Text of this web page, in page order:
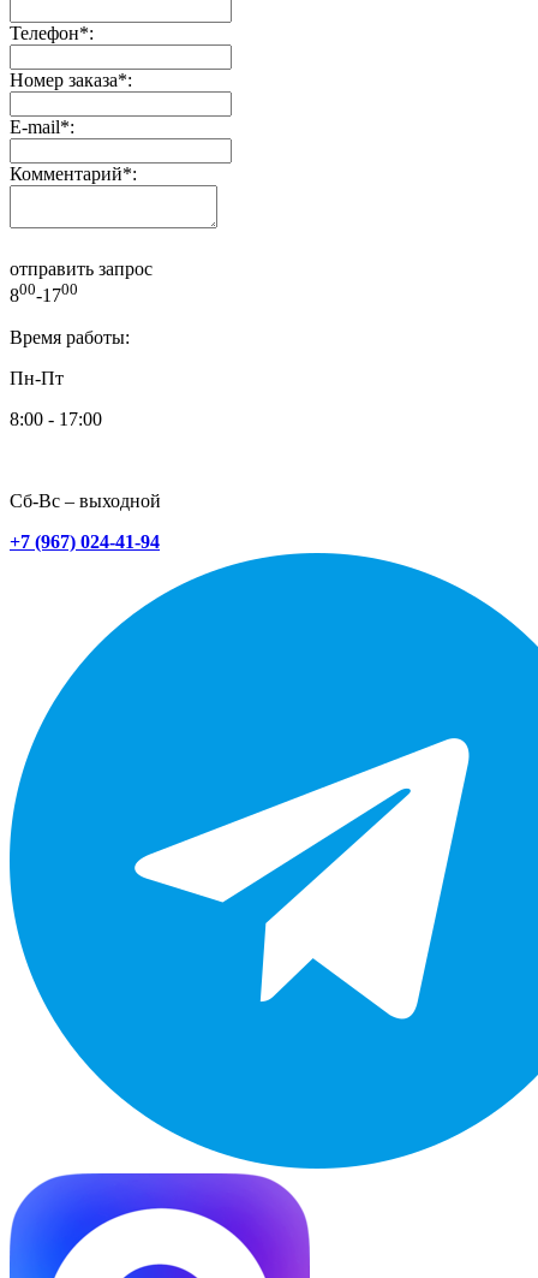
Телефон*:
Номер заказа*:
E-mail*:
Комментарий*:
отправить запрос
800-1700
Время работы:
Пн-Пт
8:00 - 17:00
Сб-Вс – выходной
+7 (967) 024-41-94